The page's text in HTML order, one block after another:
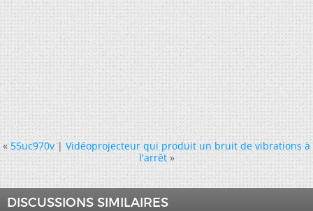
« 55uc970v|Vidéoprojecteur qui produit un bruit de vibrations à
l'arrêt »
DISCUSSIONS SIMILAIRES